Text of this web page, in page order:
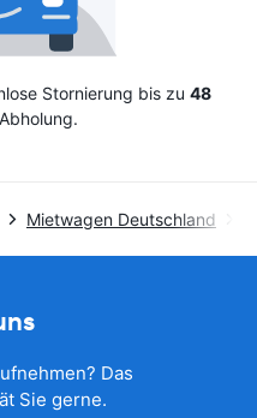
Stornierung bis zu 48
Mietwagen Deutschland
Das
Sie gerne.